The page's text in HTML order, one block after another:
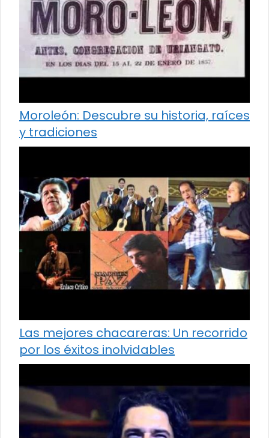
Moroleón: Descubre su historia, raíces
y tradiciones
Las mejores chacareras: Un recorrido
por los éxitos inolvidables